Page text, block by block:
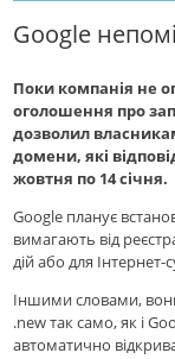
Google
Поки компанія не
оголошення про
дозволил
домени, які
жовтня по 14 січня.
Google планує
вимагають від
дій або для Інтернет-
Іншими словами,
.new так само, як і
автоматично